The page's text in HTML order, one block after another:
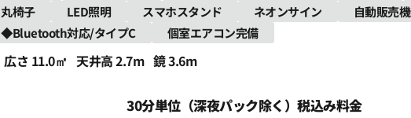
丸椅子
LED照明 スマホスタンド ネオンサイン
自動販売機
◆Bluetooth対応/タイプC
個室エアコン完備
広さ 11.0㎡ 天井高 2.7m 鏡 3.6m
30分単位（深夜パック除く）税込み料金